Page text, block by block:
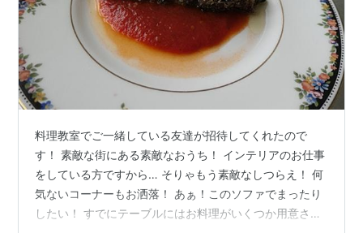
料理教室でご一緒している友達が招待してくれたので
す！ 素敵な街にある素敵なおうち！ インテリアのお仕事
をしている方ですから… そりゃもう素敵なしつらえ！ 何
気ないコーナーもお洒落！ あぁ！このソファでまったり
したい！ すでにテーブルにはお料理がいくつか用意され